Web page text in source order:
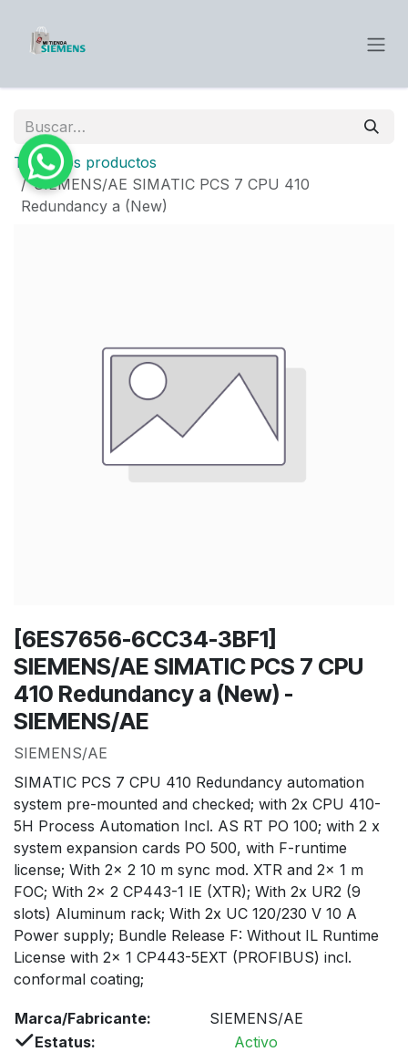
Todos los productos
SIEMENS/AE SIMATIC PCS 7 CPU 410
Redundancy a (New)
[6ES7656-6CC34-3BF1]
SIEMENS/AE SIMATIC PCS 7 CPU
410 Redundancy a (New) -
SIEMENS/AE
SIEMENS/AE
SIMATIC PCS 7 CPU 410 Redundancy automation
system pre-mounted and checked; with 2x CPU 410-
5H Process Automation Incl. AS RT PO 100; with 2 x
system expansion cards PO 500, with F-runtime
license; With 2x 2 10 m sync mod. XTR and 2x 1 m
FOC; With 2x 2 CP443-1 IE (XTR); With 2x UR2 (9
slots) Aluminum rack; With 2x UC 120/230 V 10 A
Power supply; Bundle Release F: Without IL Runtime
License with 2x 1 CP443-5EXT (PROFIBUS) incl.
conformal coating;
Marca/Fabricante:
SIEMENS/AE
Estatus:
Activo